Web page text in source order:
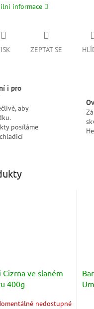
informace
ZEPTAT SE
i pro
aby
posíláme
Cizrna ve slaném
400g
nedostupné